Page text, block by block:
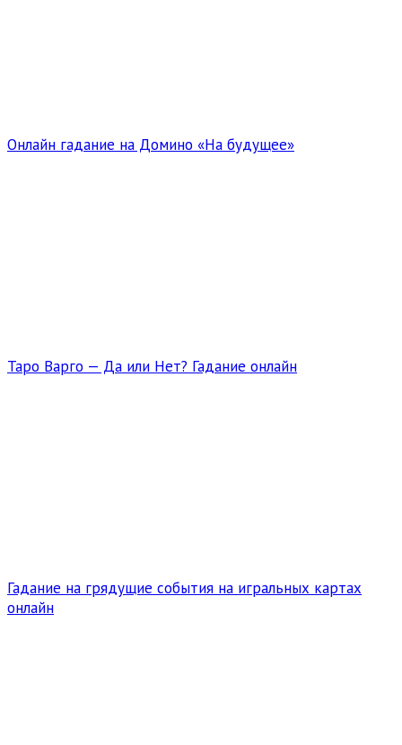
Онлайн гадание на Домино «На будущее»
Таро Варго — Да или Нет? Гадание онлайн
Гадание на грядущие события на игральных картах
онлайн